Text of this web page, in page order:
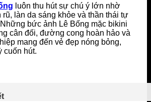
luôn thu hút sự chú ý lớn nhờ
rũ, làn da sáng khỏe và thần thái tự
bức ảnh Lê Bống mặc bikini
cân đối, đường cong hoàn hảo và
mang đến vẻ đẹp nóng bỏng,
cuốn hút.